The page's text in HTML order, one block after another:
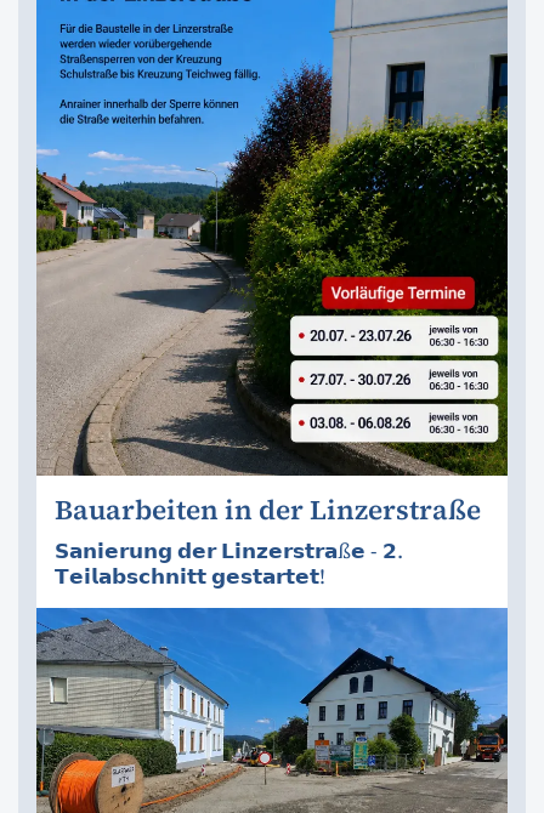
Bauarbeiten in der Linzerstraße
𝗦𝗮𝗻𝗶𝗲𝗿𝘂𝗻𝗴 𝗱𝗲𝗿 𝗟𝗶𝗻𝘇𝗲𝗿𝘀𝘁𝗿𝗮ß𝗲 - 𝟮.
𝗧𝗲𝗶𝗹𝗮𝗯𝘀𝗰𝗵𝗻𝗶𝘁𝘁 𝗴𝗲𝘀𝘁𝗮𝗿𝘁𝗲𝘁!